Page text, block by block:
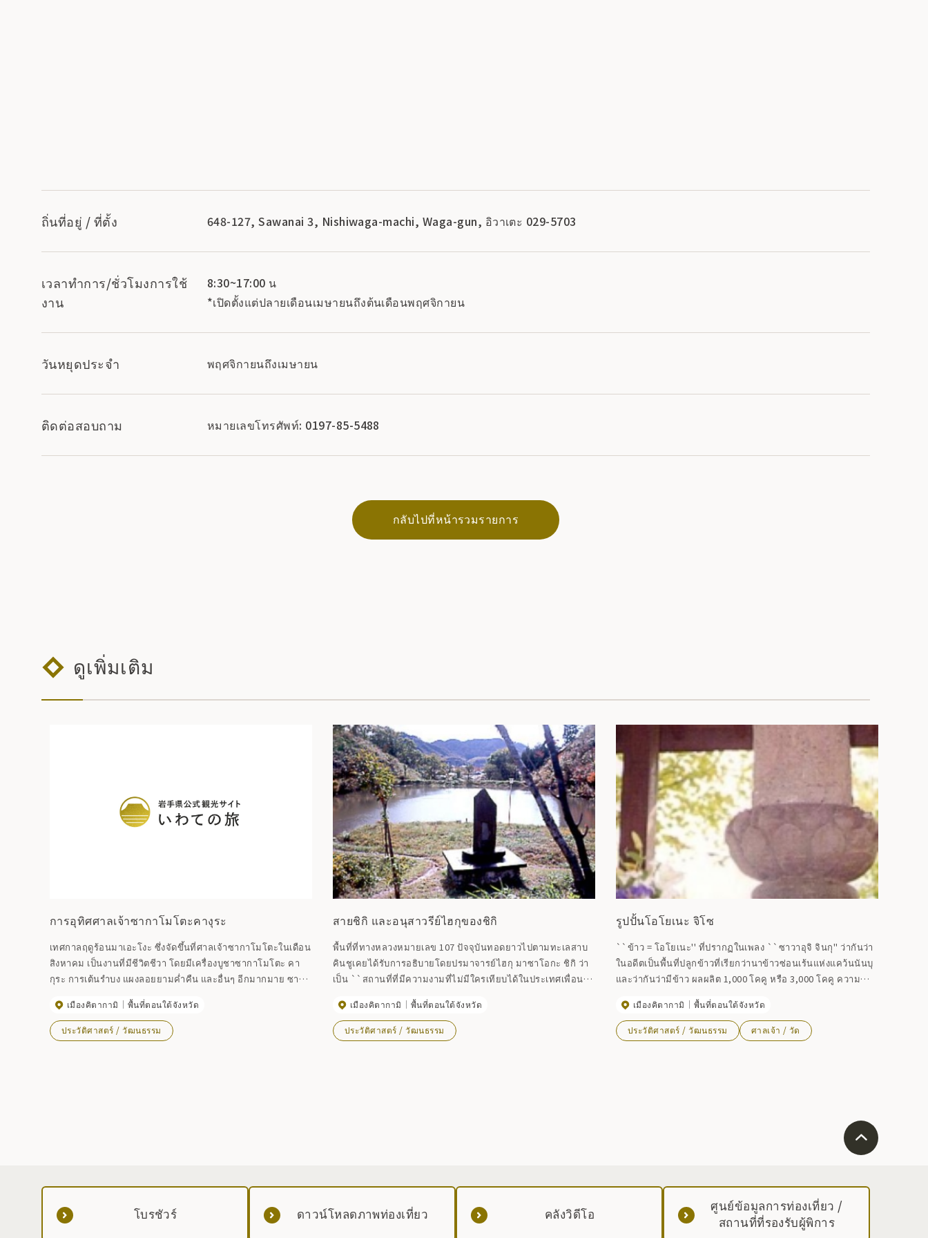
ถิ่นที่อยู่ / ที่ตั้ง 648-127, Sawanai 3, Nishiwaga-machi, Waga-gun, อิวาเตะ 029-5703
เวลาทำการ/ชั่วโมงการใช้
งาน
8:30~17:00 น
*เปิดตั้งแต่ปลายเดือนเมษายนถึงต้นเดือนพฤศจิกายน
วันหยุดประจำ พฤศจิกายนถึงเมษายน
ติดต่อสอบถาม หมายเลขโทรศัพท์: 0197-85-5488
กลับไปที่หน้ารวมรายการ
ดูเพิ่มเติม
การอุทิศศาลเจ้าซากาโมโตะคางุระ
เทศกาลฤดูร้อนมาเอะโงะ ซึ่งจัดขึ้นที่ศาลเจ้าซากาโมโตะในเดือน
สิงหาคม เป็นงานที่มีชีวิตชีวา โดยมีเครื่องบูชาซากาโมโตะ คา
กุระ การเต้นรำบง แผงลอยยามค่ำคืน และอื่นๆ อีกมากมาย ซากา
มาจากศาลเจ้าซากาโมโตะ และมีตำนานเล่าว่านักบวชชินโต ทา
คาฮาชิ อูอุจิ ได้เชิญอาจารย์เซนสุเกะแห่งคางุระจากฟูจิเนะ เขต
วากะ ให้มาเรียนรู้เรื่องนี้ในปี 1859 กล่าวกันว่าจากการแสดง 36
เมืองคิตากามิ พื้นที่ตอนใต้จังหวัด
ประวัติศาสตร์ / วัฒนธรรม
สายชิกิ และอนุสาวรีย์ไฮกุของชิกิ
พื้นที่ที่ทางหลวงหมายเลข 107 ปัจจุบันทอดยาวไปตามทะเลสาบ
คินชูเคยได้รับการอธิบายโดยปรมาจารย์ไฮกุ มาซาโอกะ ชิกิ ว่า
เป็น ``สถานที่ที่มีความงามที่ไม่มีใครเทียบได้ในประเทศเพื่อน
กุของชิกิในเมืองอีกด้วย ``น้ำพุร้อนในภูเขาและทางช้างเผือก
เหนือท้องฟ้าเปลือย'' ``ในขณะที่คุณสามารถมองเห็นหมู่บ้าน
อีกาและพระอาทิตย์ตกดิน'' ``โรงแรมบนภูเขาที่มีสายลมฤดู
เมืองคิตากามิ พื้นที่ตอนใต้จังหวัด
ประวัติศาสตร์ / วัฒนธรรม
รูปปั้นโอโยเนะ จิโซ
``ข้าว = โอโยเนะ'' ที่ปรากฏในเพลง ``ซาวาอุจิ จินกุ'' ว่ากันว่า
ในอดีตเป็นพื้นที่ปลูกข้าวที่เรียกว่านาข้าวซ่อนเร้นแห่งแคว้นนันบุ
และว่ากันว่ามีข้าว ผลผลิต 1,000 โคคู หรือ 3,000 โคคู ความ
แต่การได้รับข้าวภาษีประจำปีเท่านั้น แต่ยังต้องรอดจากความ
อดอยากด้วย และชาวบ้านที่สูญเสียก็มอบลูกสาวชื่อโคเมะให้กับ
ขุนนางศักดินา เพื่อแลกกับภาษีข้าวประจำปี หมู่บ้านรอดแล้ว แต่
เมืองคิตากามิ พื้นที่ตอนใต้จังหวัด
ประวัติศาสตร์ / วัฒนธรรม ศาลเจ้า / วัด
โบรชัวร์ ดาวน์โหลดภาพท่องเที่ยว คลังวิดีโอ
ศูนย์ข้อมูลการท่องเที่ยว /
สถานที่ที่รองรับผู้พิการ